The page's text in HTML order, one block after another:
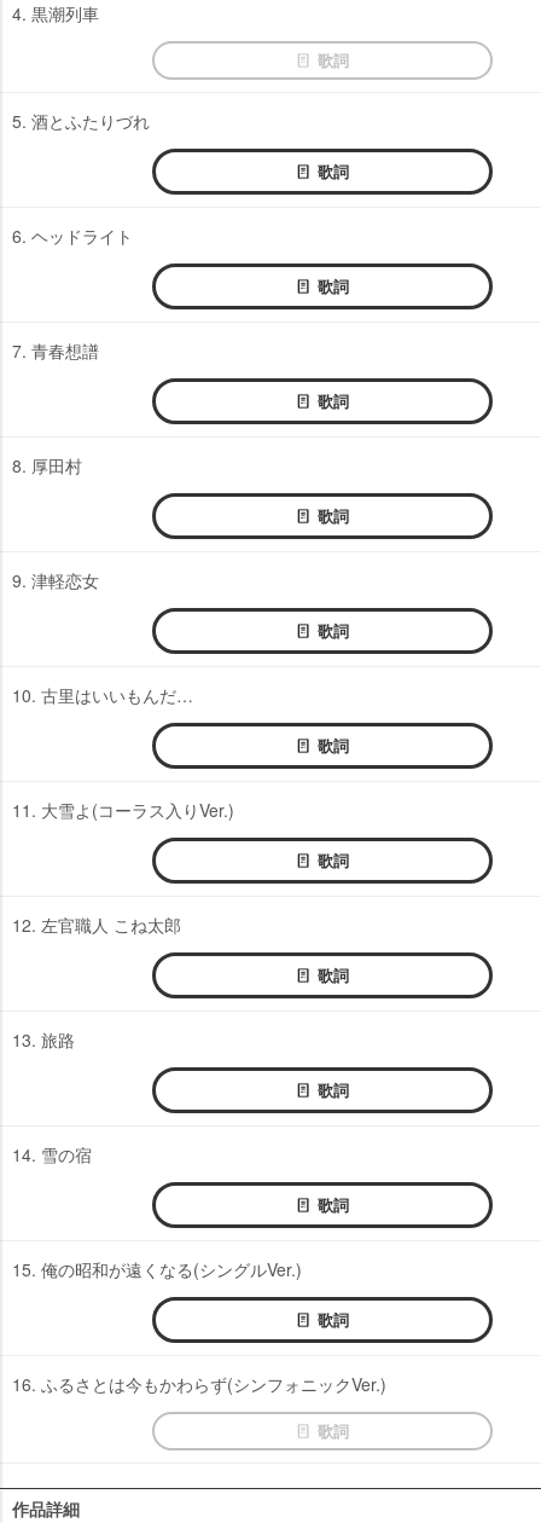
4. 黒潮列車
歌詞
5. 酒とふたりづれ
歌詞
6. ヘッドライト
歌詞
7. 青春想譜
歌詞
8. 厚田村
歌詞
9. 津軽恋女
歌詞
10. 古里はいいもんだ…
歌詞
11. 大雪よ(コーラス入りVer.)
歌詞
12. 左官職人 こね太郎
歌詞
13. 旅路
歌詞
14. 雪の宿
歌詞
15. 俺の昭和が遠くなる(シングルVer.)
歌詞
16. ふるさとは今もかわらず(シンフォニックVer.)
歌詞
作品詳細